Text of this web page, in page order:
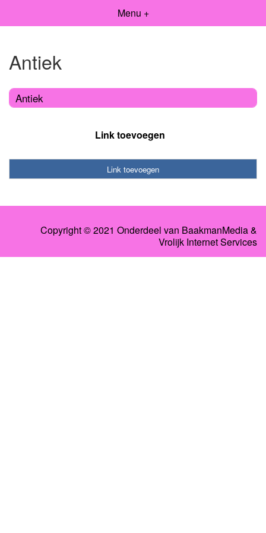
Menu +
Antiek
Antiek
Link toevoegen
Link toevoegen
Copyright © 2021 Onderdeel van BaakmanMedia&
Vrolijk Internet Services